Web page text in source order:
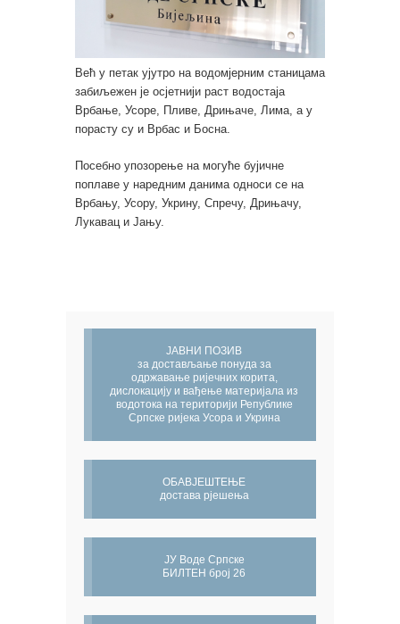
Већ у петак ујутро на водомјерним станицама
забиљежен је осјетнији раст водостаја
Врбање, Усоре, Пливе, Дрињаче, Лима, а у
порасту су и Врбас и Босна.
Посебно упозорење на могуће бујичне
поплаве у наредним данима односи се на
Врбању, Усору, Укрину, Спречу, Дрињачу,
Лукавац и Јању.
ЈАВНИ ПОЗИВ
за достављање понуда за
одржавање ријечних корита,
дислокацију и вађење материјала из
водотока на територији Републике
Српске ријека Усора и Укрина
ОБАВЈЕШТЕЊЕ
достава рјешења
ЈУ Воде Српске
БИЛТЕН број 26